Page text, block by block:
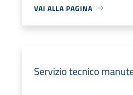
VAI ALLA PAGINA
Servizio tecnico